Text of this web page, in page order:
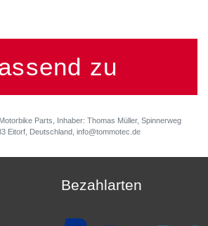
zu
Parts, Inhaber: Thomas Müller, Spinnerweg
Eitorf, Deutschland, info@tommotec.de
Bezahlarten